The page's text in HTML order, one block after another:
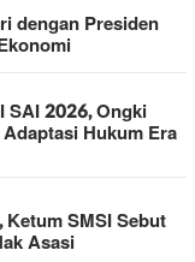
dengan Presiden
SAI 2026, Ongki
Hukum Era
SMSI Sebut
Asasi